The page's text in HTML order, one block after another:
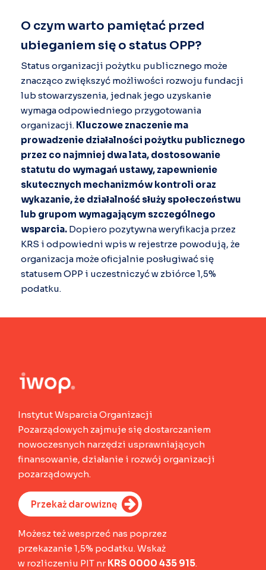
O czym warto pamiętać przed
ubieganiem się o status OPP?
Status organizacji pożytku publicznego może
znacząco zwiększyć możliwości rozwoju fundacji
lub stowarzyszenia, jednak jego uzyskanie
wymaga odpowiedniego przygotowania
organizacji. Kluczowe znaczenie ma
prowadzenie działalności pożytku publicznego
przez co najmniej dwa lata, dostosowanie
statutu do wymagań ustawy, zapewnienie
skutecznych mechanizmów kontroli oraz
wykazanie, że działalność służy społeczeństwu
lub grupom wymagającym szczególnego
wsparcia. Dopiero pozytywna weryfikacja przez
KRS i odpowiedni wpis w rejestrze powodują, że
organizacja może oficjalnie posługiwać się
statusem OPP i uczestniczyć w zbiórce 1,5%
podatku.
Instytut Wsparcia Organizacji
Pozarządowych zajmuje się dostarczaniem
nowoczesnych narzędzi usprawniających
finansowanie, działanie i rozwój organizacji
pozarządowych.
Przekaż darowiznę
Możesz też wesprzeć nas poprzez
przekazanie 1,5% podatku. Wskaż
w rozliczeniu PIT nrKRS 0000 435 915.